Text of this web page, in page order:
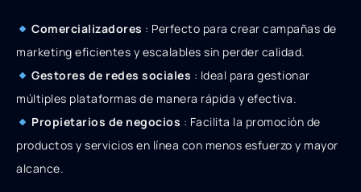
Comercializadores : Perfecto para crear campañas de
marketing eficientes y escalables sin perder calidad.
Gestores de redes sociales : Ideal para gestionar
múltiples plataformas de manera rápida y efectiva.
Propietarios de negocios : Facilita la promoción de
productos y servicios en línea con menos esfuerzo y mayor
alcance.